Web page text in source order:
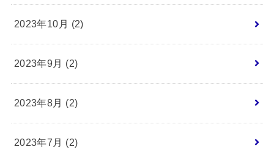
2023年10月 (2)
2023年9月 (2)
2023年8月 (2)
2023年7月 (2)